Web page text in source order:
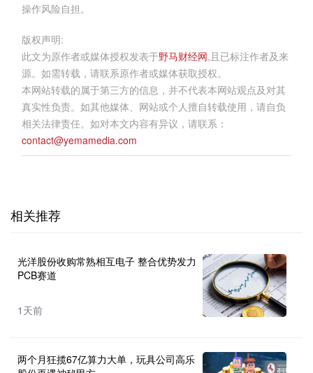
操作风险自担。
版权声明:
此文为原作者或媒体授权发表于野马财经网,且已标注作者及来
源。如需转载，请联系原作者或媒体获取授权。
本网站转载的属于第三方的信息，并不代表本网站观点及对其
真实性负责。如其他媒体、网站或个人擅自转载使用，请自负
相关法律责任。如对本文内容有异议，请联系：
contact@yemamedia.com
相关推荐
光洋股份收购常熟相互电子 整合优势发力
PCB赛道
1天前
两个月狂揽67亿算力大单，玩具公司高乐